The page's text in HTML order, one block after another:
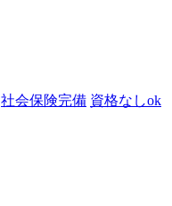
社会保険完備 資格なしok